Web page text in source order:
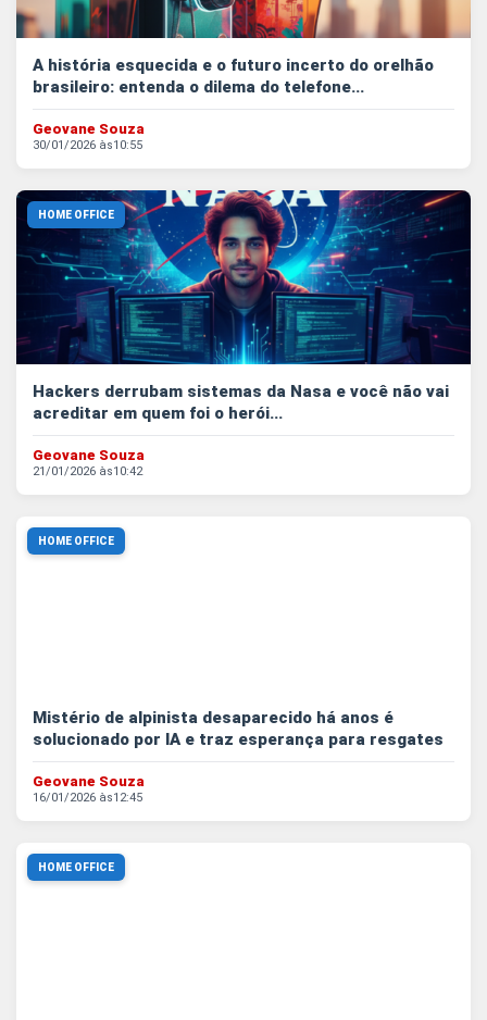
A história esquecida e o futuro incerto do orelhão
brasileiro: entenda o dilema do telefone...
Geovane Souza
30/01/2026 às10:55
HOME OFFICE
Hackers derrubam sistemas da Nasa e você não vai
acreditar em quem foi o herói...
Geovane Souza
21/01/2026 às10:42
HOME OFFICE
Mistério de alpinista desaparecido há anos é
solucionado por IA e traz esperança para resgates
Geovane Souza
16/01/2026 às12:45
HOME OFFICE